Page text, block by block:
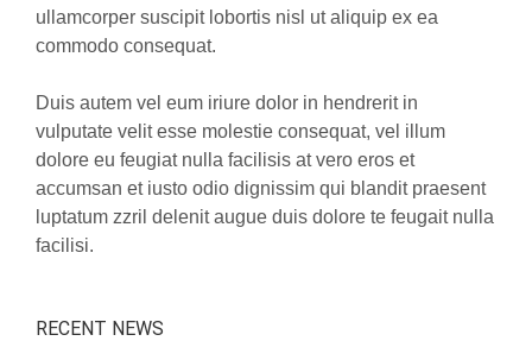
ullamcorper suscipit lobortis nisl ut aliquip ex ea
commodo consequat.
Duis autem vel eum iriure dolor in hendrerit in
vulputate velit esse molestie consequat, vel illum
dolore eu feugiat nulla facilisis at vero eros et
accumsan et iusto odio dignissim qui blandit praesent
luptatum zzril delenit augue duis dolore te feugait nulla
facilisi.
RECENT NEWS